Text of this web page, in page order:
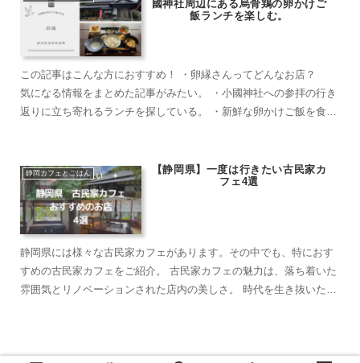
國神社周辺にある烏骨鶏の卵かけご
飯ランチを楽しむ。
この記事はこんな方におすすめ！ ・卵縁さんってどんなお店？
気になる情報をまとめた記事がみたい。 ・小國神社への参拝の行き
返りに立ち寄れるランチを探している。 ・新鮮な卵かけご飯を食べ
静岡カフェとごはん
【静岡県】一度は行きたい古民家カ
フェ4選
静岡県には様々な古民家カフェがあります。その中でも、特におす
すめの古民家カフェをご紹介。 古民家カフェの魅力は、落ち着いた
雰囲気とリノベーションされた店内の美しさ。 時代を生き抜いた建